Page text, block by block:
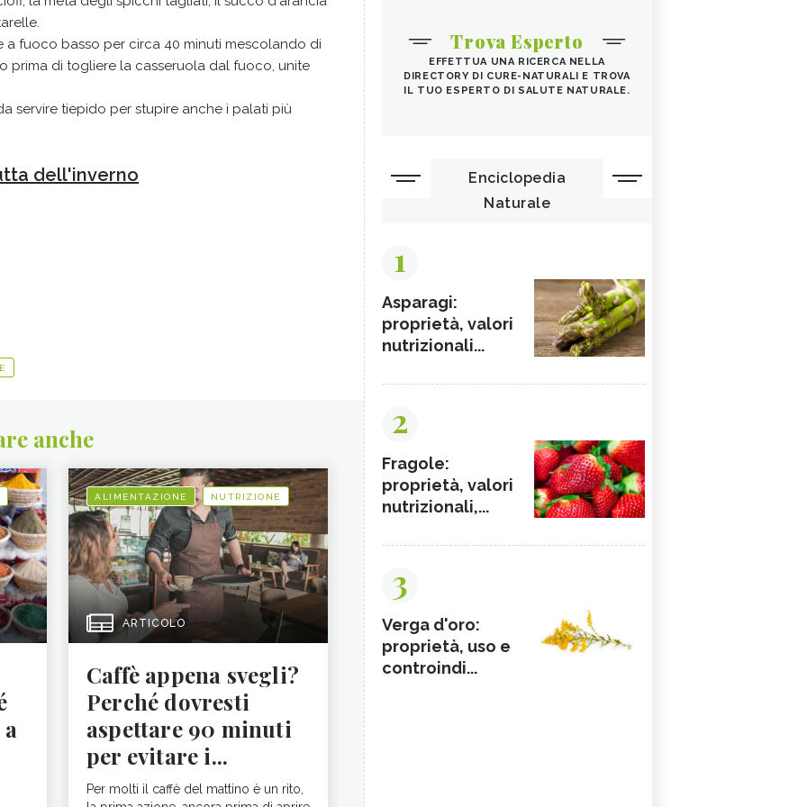
fuoco basso per circa 40 minuti mescolando di
prima di togliere la casseruola dal fuoco, unite
servire tiepido per stupire anche i palati più
dell'inverno
anche
ALIMENTAZIONE NUTRIZIONE
ARTICOLO
Caffè appena svegli?
Perché dovresti
aspettare 90 minuti
per evitare i...
Per molti il caffè del mattino è un rito,
Trova Esperto
EFFETTUA UNA RICERCA NELLA
DIRECTORY DI CURE-NATURALI E TROVA
IL TUO ESPERTO DI SALUTE NATURALE.
Enciclopedia
Naturale
1
Asparagi:
proprietà, valori
nutrizionali...
2
Fragole:
proprietà, valori
nutrizionali,...
3
Verga d'oro:
proprietà, uso e
controindi...